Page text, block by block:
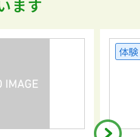
ます
体験